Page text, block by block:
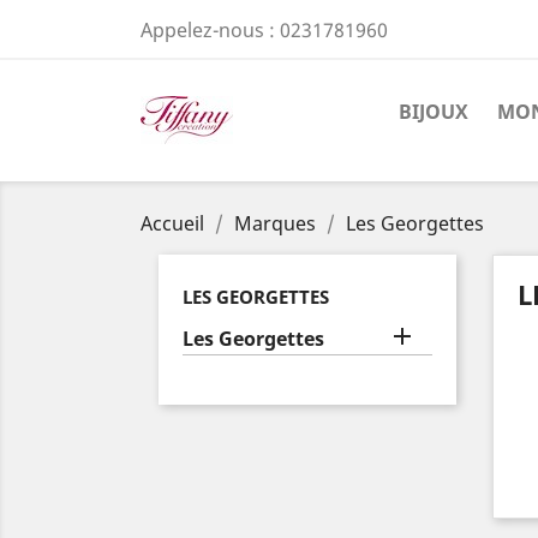
Appelez-nous : 0231781960
BIJOUX
Accueil Marques Les Georgettes
LES GEORGETTES
Les Georgettes 